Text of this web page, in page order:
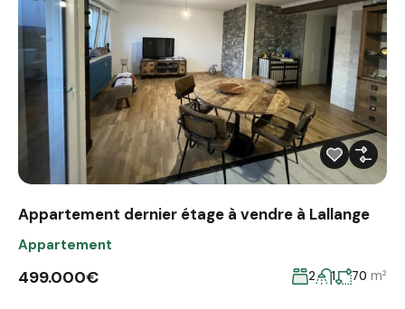
Appartement dernier étage à vendre à Lallange
Appartement
499.000€ 2 1 70 m²